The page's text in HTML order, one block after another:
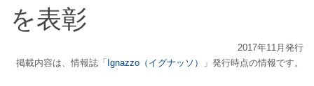
を表彰
2017年11月発行
掲載内容は、情報誌「Ignazzo（イグナッソ） 」発行時点の情報です。